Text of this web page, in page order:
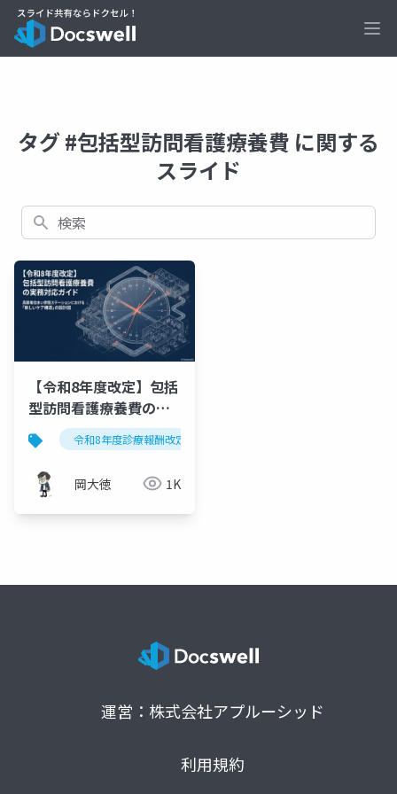
タグ #包括型訪問看護療養費 に関する
スライド
検索
【令和8年度改定】包括
型訪問看護療養費の実
務対応ガイド｜高齢者
住まい併設ステーショ
ンの新ケア構造
令和8年度診療報酬改定
岡大徳 1K
運営：株式会社アプルーシッド
利用規約